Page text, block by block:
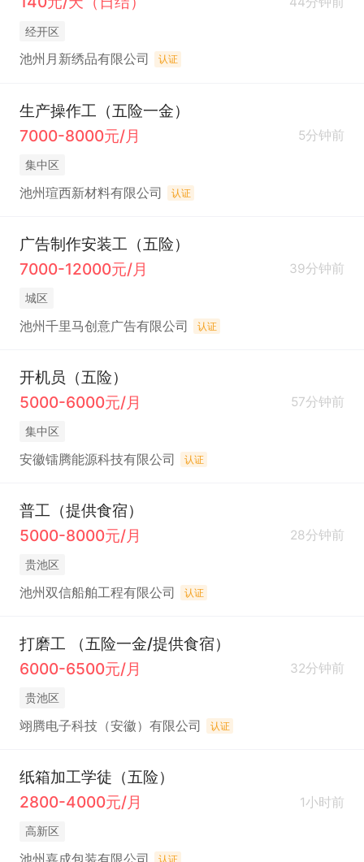
经开区
池州月新绣品有限公司 认证
生产操作工（五险一金）
7000-8000元/月
5分钟前
集中区
池州瑄西新材料有限公司 认证
广告制作安装工（五险）
7000-12000元/月
39分钟前
城区
池州千里马创意广告有限公司 认证
开机员（五险）
5000-6000元/月
57分钟前
集中区
安徽镭腾能源科技有限公司 认证
普工（提供食宿）
5000-8000元/月
28分钟前
贵池区
池州双信船舶工程有限公司 认证
打磨工 （五险一金/提供食宿）
6000-6500元/月
32分钟前
贵池区
翊腾电子科技（安徽）有限公司 认证
纸箱加工学徒（五险）
2800-4000元/月
1小时前
高新区
认证